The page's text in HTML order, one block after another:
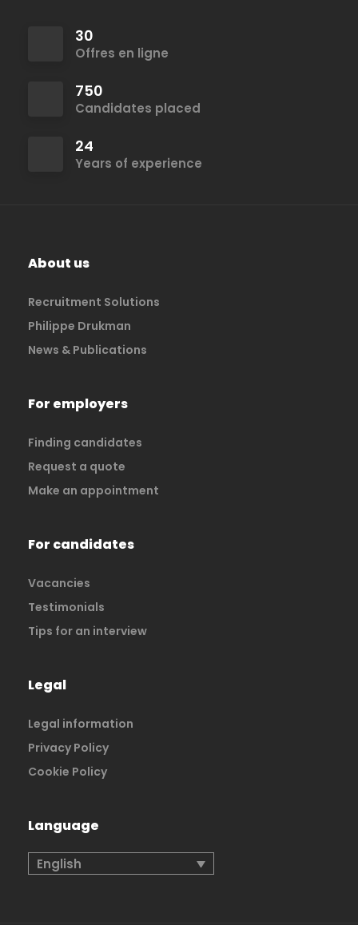
30
Offres en ligne
750
Candidates placed
24
Years of experience
About us
Recruitment Solutions
Philippe Drukman
News & Publications
For employers
Finding candidates
Request a quote
Make an appointment
For candidates
Vacancies
Testimonials
Tips for an interview
Legal
Legal information
Privacy Policy
Cookie Policy
Language
English